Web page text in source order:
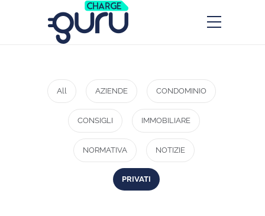
All AZIENDE CONDOMINIO
CONSIGLI IMMOBILIARE
NORMATIVA NOTIZIE
PRIVATI